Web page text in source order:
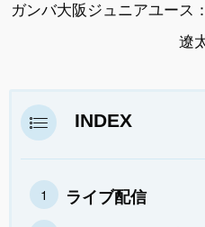
ガンバ大阪ジュニアユース
遼
INDEX
ライブ配信